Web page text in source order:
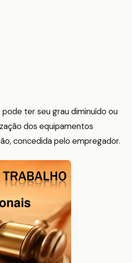
ter seu grau diminuído ou
dos equipamentos
concedida pelo empregador.